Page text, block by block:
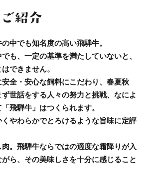
中でも知名度の高い飛騨牛。
も、一定の基準を満たしていないと、
できません。
全・安心な飼料にこだわり、春夏秋
世話をする人々の努力と挑戦、なによ
飛騨牛」はつくられます。
やわらかでとろけるような旨味に定評
。飛騨牛ならではの適度な霜降りが入
ら、その美味しさを十分に感じること